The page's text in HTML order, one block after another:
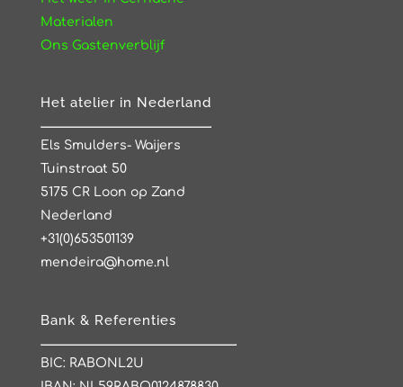
Materialen
Ons Gastenverblijf
Het atelier in Nederland
Els Smulders- Waijers
Tuinstraat 50
5175 CR Loon op Zand
Nederland
+31(0)653501139
mendeira@home.nl
Bank & Referenties
BIC: RABONL2U